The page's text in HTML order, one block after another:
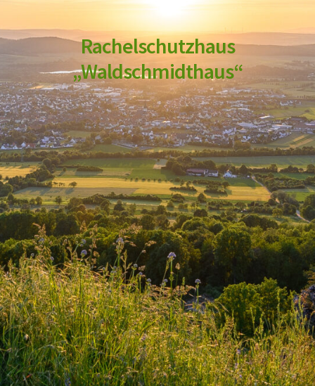
Rachelschutzhaus
„Waldschmidthaus“